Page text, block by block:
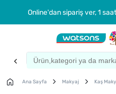
Online'dan sipariş ver, 1
Ana Sayfa Makyaj Kaş